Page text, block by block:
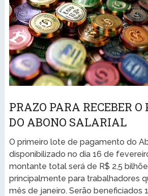
PRAZO PARA RECEBER
DO ABONO SALARIAL
O primeiro lote de pagamento do
disponibilizado no dia 16 de
montante total será de R$ 2,5
principalmente para trabalhadores
mês de janeiro. Serão beneficiados